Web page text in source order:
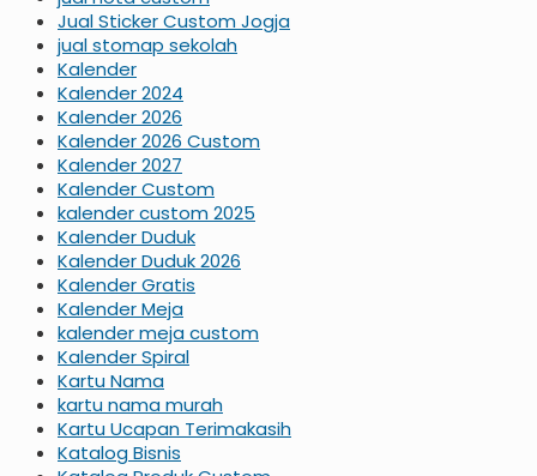
Jual Sticker Custom Jogja
jual stomap sekolah
Kalender
Kalender 2024
Kalender 2026
Kalender 2026 Custom
Kalender 2027
Kalender Custom
kalender custom 2025
Kalender Duduk
Kalender Duduk 2026
Kalender Gratis
Kalender Meja
kalender meja custom
Kalender Spiral
Kartu Nama
kartu nama murah
Kartu Ucapan Terimakasih
Katalog Bisnis